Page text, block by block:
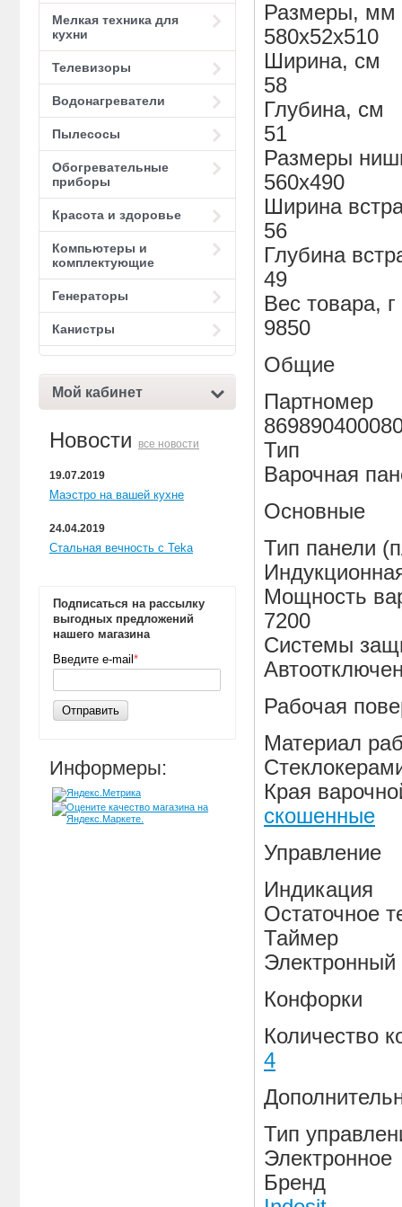
Мелкая техника для
кухни
Телевизоры
Водонагреватели
Пылесосы
Обогревательные
приборы
Красота и здоровье
Компьютеры и
комплектующие
Генераторы
Канистры
Мой кабинет
Новости все новости
19.07.2019
Маэстро на вашей кухне
24.04.2019
Стальная вечность с Teka
Подписаться на рассылку
выгодных предложений
нашего магазина
Введите e-mail *
Отправить
Информеры:
Размеры, мм
580x52x510
Ширина, см
58
Глубина, см
51
Размеры
560x490
Ширина
56
Глубина
49
Вес товара, г
9850
Общие
Партномер
Тип
Варочная
Основные
Тип панели
Мощность
7200
Системы
Рабочая
Материал
Края
скошенные
Управление
Индикация
Остаточное
Таймер
Электронный
Конфорки
Количество
4
Тип
Электронное
Бренд